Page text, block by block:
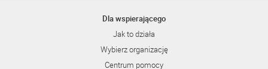
Dla wspierającego
Jak to działa
Wybierz organizację
Centrum pomocy